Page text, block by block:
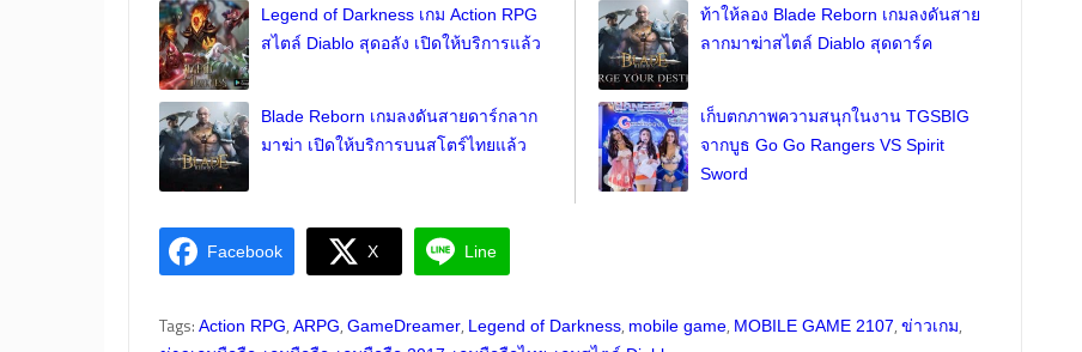
Legend of Darkness เกม Action RPG
สไตล์ Diablo สุดอลัง เปิดให้บริการแล้ว
Blade Reborn เกมลงดันสายดาร์กลาก
มาฆ่า เปิดให้บริการบนสโตร์ไทยแล้ว
ท้าให้ลอง Blade Reborn เกมลงดันสาย
ลากมาฆ่าสไตล์ Diablo สุดดาร์ค
เก็บตกภาพความสนุกในงาน TGSBIG
จากบูธ Go Go Rangers VS Spirit
Sword
Facebook X Line
Tags: Action RPG, ARPG, GameDreamer, Legend of Darkness, mobile game, MOBILE GAME 2107, ข่าวเกม,